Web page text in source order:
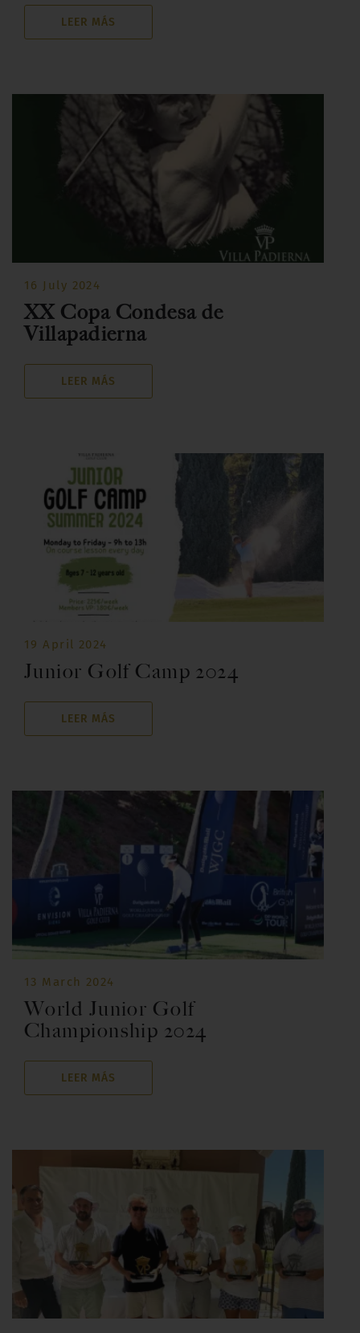
LEER MÁS
16 July 2024
XX Copa Condesa de
Villapadierna
LEER MÁS
19 April 2024
Junior Golf Camp 2024
LEER MÁS
13 March 2024
World Junior Golf
Championship 2024
LEER MÁS